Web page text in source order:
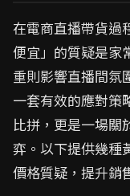
在電商直播帶貨過
便宜」的質疑是家
重則影響直播間氛
一套有效的應對策
比拼，更是一場關
弈。以下提供幾種
價格質疑，提升銷